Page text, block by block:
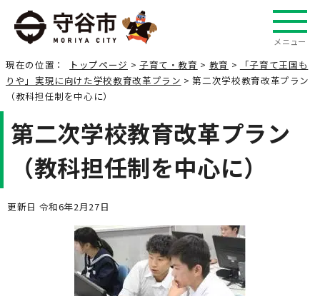
メニュー
現在の位置： トップページ > 子育て・教育 > 教育 >
「子育て王国も
りや」実現に向けた学校教育改革プラン > 第二次学校教育改革プラン
（教科担任制を中心に）
第二次学校教育改革プラン
（教科担任制を中心に）
更新日 令和6年2月27日